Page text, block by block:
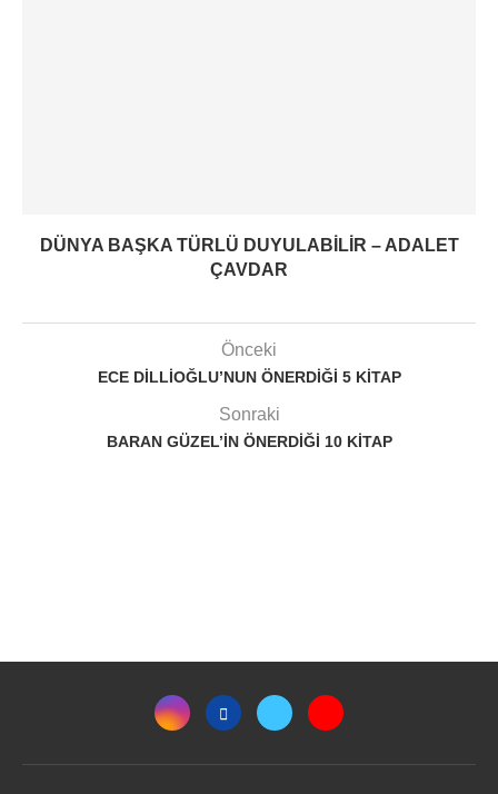
DÜNYA BAŞKA TÜRLÜ DUYULABILIR – ADALET
ÇAVDAR
Önceki
ECE DILLIOĞLU’NUN ÖNERDIĞI 5 KITAP
Sonraki
BARAN GÜZEL’IN ÖNERDIĞI 10 KITAP